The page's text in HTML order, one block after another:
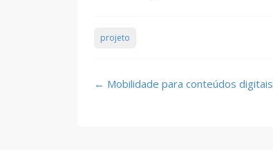
projeto
Post
← Mobilidade para conteúdos digitais